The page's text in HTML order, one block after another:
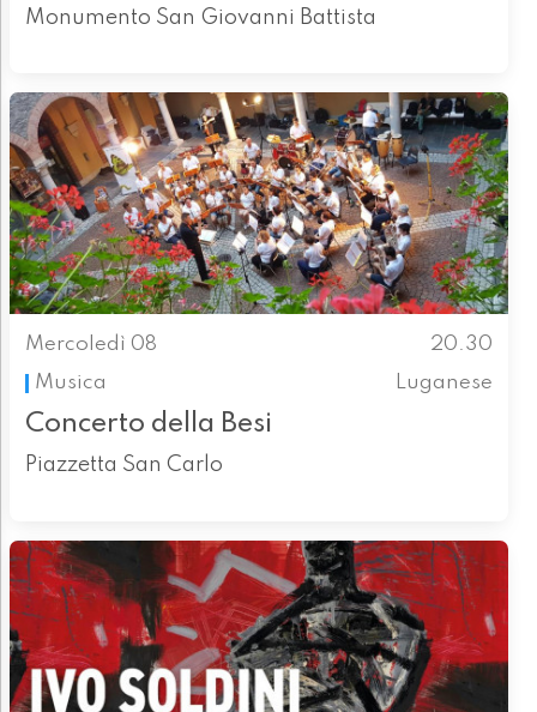
Monumento San Giovanni Battista
Mercoledì 08
20.30
Musica
Luganese
Concerto della Besi
Piazzetta San Carlo